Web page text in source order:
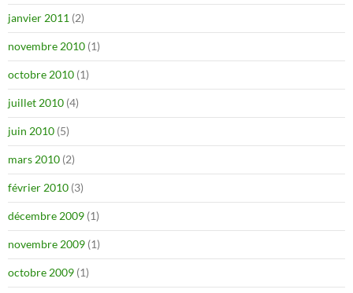
janvier 2011 (2)
novembre 2010 (1)
octobre 2010 (1)
juillet 2010 (4)
juin 2010 (5)
mars 2010 (2)
février 2010 (3)
décembre 2009 (1)
novembre 2009 (1)
octobre 2009 (1)